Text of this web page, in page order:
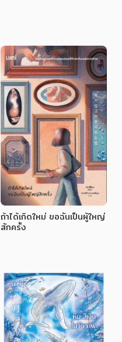
ถ้าได้เกิดใหม่ ขอฉันเป็นผู้ใหญ่
สักครั้ง